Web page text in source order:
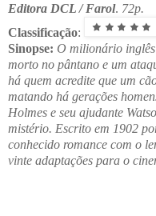
Editora DCL / Farol. 72p.
Classificação:
Sinopse: O milionário
morto no pântano e um
há quem acredite que um
matando há gerações
Holmes e seu ajudante
mistério. Escrito em 1902
conhecido romance com o
vinte adaptações para o